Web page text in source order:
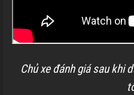
Chủ xe đánh giá sau khi